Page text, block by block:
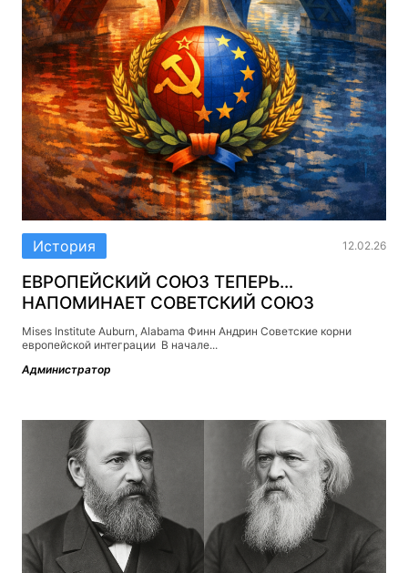
История 12.02.26
ЕВРОПЕЙСКИЙ СОЮЗ ТЕПЕРЬ…
НАПОМИНАЕТ СОВЕТСКИЙ СОЮЗ
Mises Institute Auburn, Alabama Финн Андрин Советские корни
европейской интеграции В начале...
Администратор